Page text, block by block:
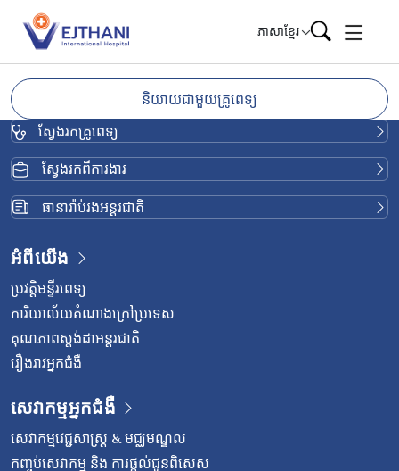
Skip to content
ភាសាខ្មែរ
និយាយជាមួយគ្រូពេទ្យ
ស្វែងរកគ្រូពេទ្យ
ស្វែងរកពីការងារ
ធានារ៉ាប់រងអន្តរជាតិ
អំពីយើង
ប្រវត្តិមន្ទីរពេទ្យ
ការិយាល័យតំណាងក្រៅប្រទេស
គុណភាពស្តង់ដាអន្តរជាតិ
រឿងរាវអ្នកជំងឺ
សេវាកម្មអ្នកជំងឺ
សេវាកម្មវេជ្ជសាស្រ្ត & មជ្ឈមណ្ឌល
កញ្ចប់សេវាកម្ម និង ការផ្តល់ជូនពិសេស